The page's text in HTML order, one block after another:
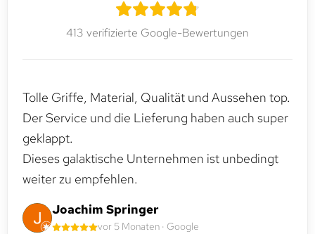
413 verifizierte Google-Bewertungen
Tolle Griffe, Material, Qualität und Aussehen top.
Der Service und die Lieferung haben auch super
geklappt.
Dieses galaktische Unternehmen ist unbedingt
weiter zu empfehlen.
Joachim Springer
vor 5 Monaten · Google